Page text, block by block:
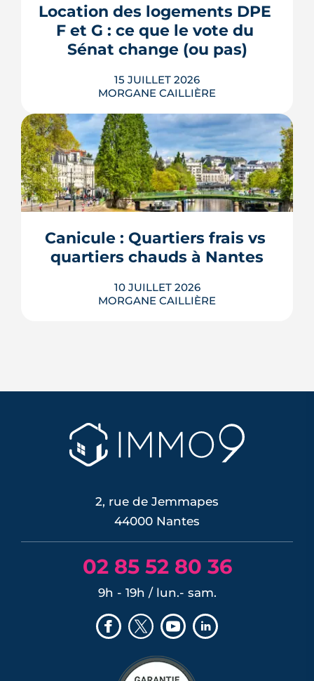
plantée, débaptisée au profit d'Aimée
Lallement, féministe et résistante.
LIRE L'ARTICLE
Location des logements DPE
F et G : ce que le vote du
Sénat change (ou pas)
15 JUILLET 2026
MORGANE CAILLIÈRE
La location des logements DPE F et G
revient au cœur du débat : le 8 juillet
2026, le Sénat a voté des dérogations à
leur interdiction de mise en location.
cas des copropriétés, baux en cours :
voici ce que le texte prévoit réellement,
et surtout ce qu...
LIRE L'ARTICLE
Canicule : Quartiers frais vs
quartiers chauds à Nantes
10 JUILLET 2026
MORGANE CAILLIÈRE
images satellites révèlent jusqu'à 7 °C
la surchauffe aide désormais à cibler la
renaturation de la ville, du plan Pleine
terre aux r�...
2, rue de Jemmapes
44000 Nantes
02 85 52 80 36
9h - 19h / lun.- sam.